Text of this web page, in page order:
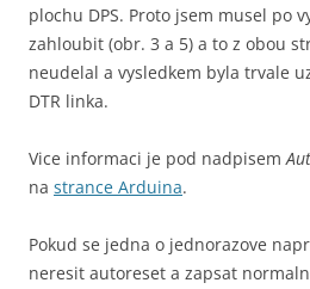
plochu DPS. Proto jsem musel po
zahloubit (obr. 3 a 5) a to z obou
neudelal a vysledkem byla trvale
DTR linka.
Vice informaci je pod nadpisem
na strance Arduina.
Pokud se jedna o jednorazove
neresit autoreset a zapsat